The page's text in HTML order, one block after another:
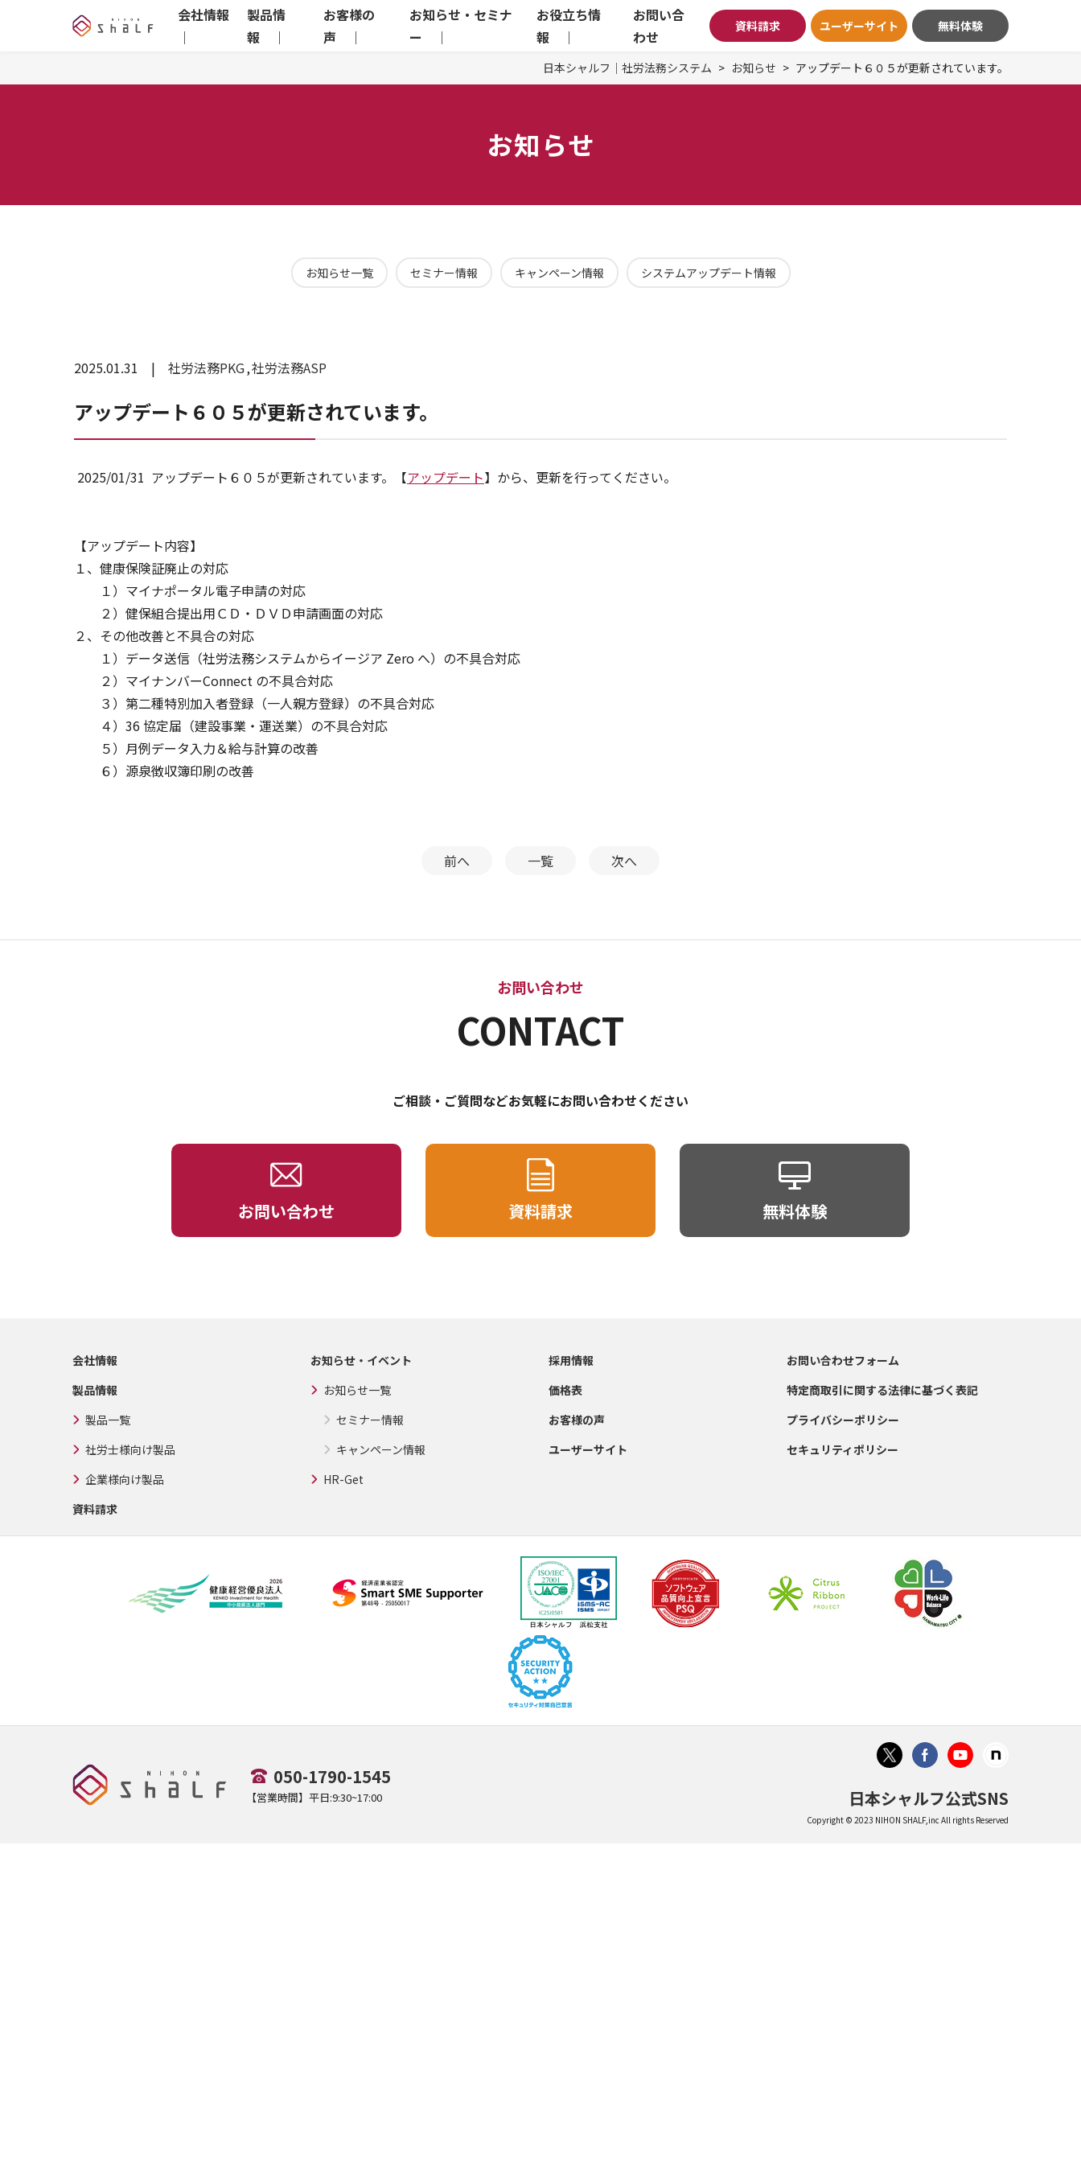
会社情報
｜
製品情
報 ｜
お客様の
声 ｜
お知らせ・セミナ
ー ｜
お役立ち情
報 ｜
お問い合
わせ
資料請求 ユーザーサイト 無料体験
日本シャルフ｜社労法務システム お知らせ アップデート６０５が更新されています。
お知らせ
お知らせ一覧 セミナー情報 キャンペーン情報 システムアップデート情報
2025.01.31 社労法務PKG 社労法務ASP
アップデート６０５が更新されています。
2025/01/31 アップデート６０５が更新されています。【アップデート】から、更新を行ってください。
【アップデート内容】
１、健康保険証廃止の対応
１）マイナポータル電子申請の対応
２）健保組合提出用ＣＤ・ＤＶＤ申請画面の対応
２、その他改善と不具合の対応
１）データ送信（社労法務システムからイージア Zero へ）の不具合対応
２）マイナンバーConnect の不具合対応
３）第二種特別加入者登録（一人親方登録）の不具合対応
４）36 協定届（建設事業・運送業）の不具合対応
５）月例データ入力＆給与計算の改善
６）源泉徴収簿印刷の改善
前へ 一覧 次へ
お問い合わせ
CONTACT
ご相談・ご質問などお気軽にお問い合わせください
お問い合わせ 資料請求 無料体験
会社情報
製品情報
製品一覧
社労士様向け製品
企業様向け製品
資料請求
お知らせ・イベント
お知らせ一覧
セミナー情報
キャンペーン情報
HR-Get
採用情報
価格表
お客様の声
ユーザーサイト
お問い合わせフォーム
特定商取引に関する法律に基づく表記
プライバシーポリシー
セキュリティポリシー
050-1790-1545
【営業時間】平日:9:30~17:00 日本シャルフ公式SNS
Copyright © 2023 NIHON SHALF,inc All rights Reserved